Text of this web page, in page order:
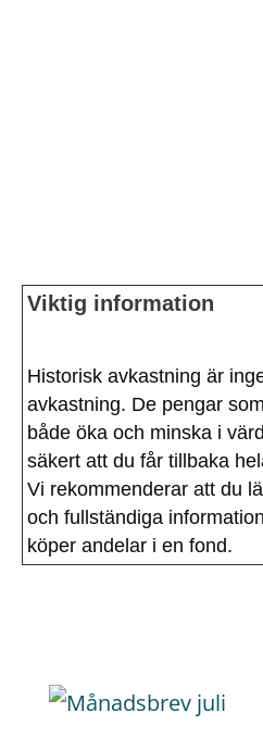
Viktig information
Historisk avkastning är
avkastning. De pengar
både öka och minska i
säkert att du får tillbaka
Vi rekommenderar att du
och fullständiga
köper andelar i en fond.